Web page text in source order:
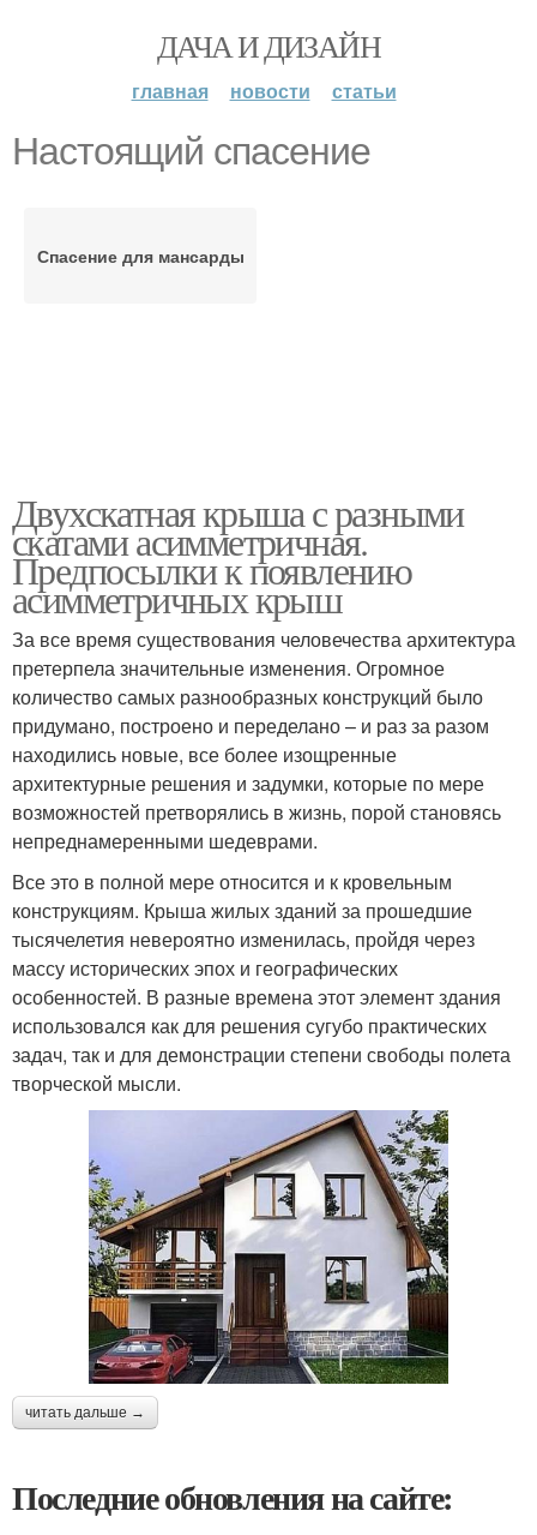
ДАЧА И ДИЗАЙН
главная новости статьи
Настоящий спасение
Спасение для мансарды
Двухскатная крыша с разными
скатами асимметричная.
Предпосылки к появлению
асимметричных крыш
За все время существования человечества архитектура
претерпела значительные изменения. Огромное
количество самых разнообразных конструкций было
придумано, построено и переделано – и раз за разом
находились новые, все более изощренные
архитектурные решения и задумки, которые по мере
возможностей претворялись в жизнь, порой становясь
непреднамеренными шедеврами.
Все это в полной мере относится и к кровельным
конструкциям. Крыша жилых зданий за прошедшие
тысячелетия невероятно изменилась, пройдя через
массу исторических эпох и географических
особенностей. В разные времена этот элемент здания
использовался как для решения сугубо практических
задач, так и для демонстрации степени свободы полета
творческой мысли.
читать дальше →
Последние обновления на сайте: